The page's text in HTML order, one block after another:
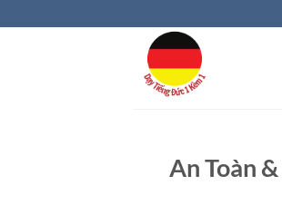
qua
An Toàn